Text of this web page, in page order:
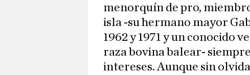
menorquín de pro,
isla -su hermano mayor
1962 y 1971 y un conocido
raza bovina balear-
intereses. Aunque sin